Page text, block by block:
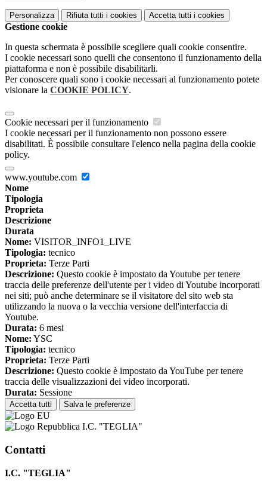
Personalizza Rifiuta tutti i cookies Accetta tutti i cookies
Gestione cookie
In questa schermata è possibile scegliere quali cookie consentire.
I cookie necessari sono quelli che consentono il funzionamento della
piattaforma e non è possibile disabilitarli.
Per conoscere quali sono i cookie necessari al funzionamento potete
visionare la COOKIE POLICY.
Cookie necessari per il funzionamento
I cookie necessari per il funzionamento non possono essere
disabilitati. È possibile consultare l'elenco nella pagina della cookie
policy.
www.youtube.com
Nome
Tipologia
Proprieta
Descrizione
Durata
Nome: VISITOR_INFO1_LIVE
Tipologia: tecnico
Proprieta: Terze Parti
Descrizione: Questo cookie è impostato da Youtube per tenere
traccia delle preferenze dell'utente per i video di Youtube incorporati
nei siti; può anche determinare se il visitatore del sito web sta
utilizzando la nuova o la vecchia versione dell'interfaccia di
Youtube.
Durata: 6 mesi
Nome: YSC
Tipologia: tecnico
Proprieta: Terze Parti
Descrizione: Questo cookie è impostato da YouTube per tenere
traccia delle visualizzazioni dei video incorporati.
Durata: Sessione
Accetta tutti Salva le preferenze
I.C. "TEGLIA"
Contatti
I.C. "TEGLIA"